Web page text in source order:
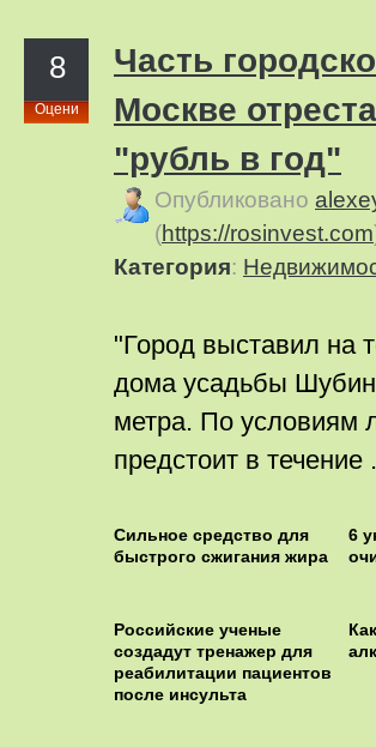
8
Оцени
Часть
Москве
"рубль в год"
Опубликовано
(https://rosinvest.com
Категория:
"Город выставил на
дома усадьбы
метра. По условиям
предстоит в течение
Сильное средство для
быстрого сжигания жира
6
Российские ученые
создадут тренажер для
реабилитации пациентов
после инсульта